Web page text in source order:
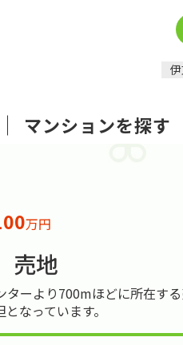
マンションを探す
万円
売地
ーより700mほどに所在する
なっています。